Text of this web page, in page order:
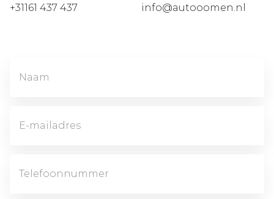
+31161 437 437
info@autooomen.nl